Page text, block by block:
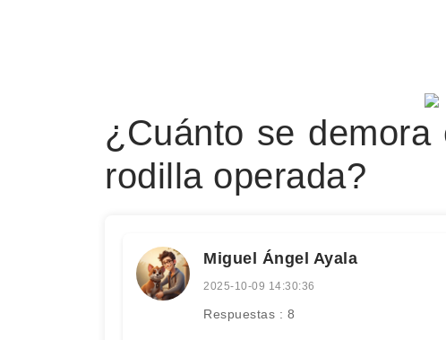
¿Cuánto se
rodilla operada?
Miguel Ángel Ayala
2025-10-09 14:30:36
Respuestas : 8